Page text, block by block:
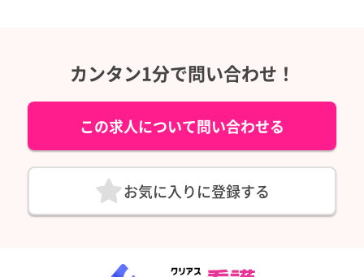
カンタン1分で問い合わせ！
この求人について問い合わせる
お気に入りに登録する